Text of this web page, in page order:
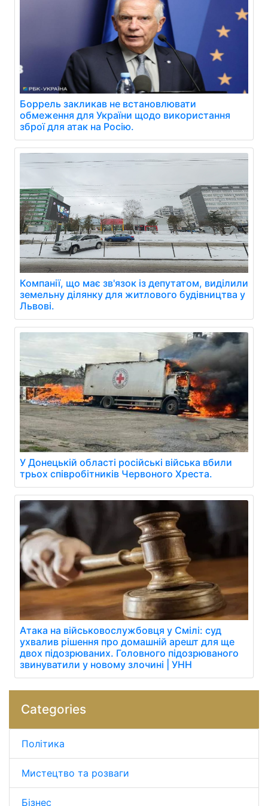
Боррель закликав не встановлювати
обмеження для України щодо використання
зброї для атак на Росію.
Компанії, що має зв'язок із депутатом, виділили
земельну ділянку для житлового будівництва у
Львові.
У Донецькій області російські війська вбили
трьох співробітників Червоного Хреста.
Атака на військовослужбовця у Смілі: суд
ухвалив рішення про домашній арешт для ще
двох підозрюваних. Головного підозрюваного
звинуватили у новому злочині | УНН
Categories
Політика
Мистецтво та розваги
Бізнес